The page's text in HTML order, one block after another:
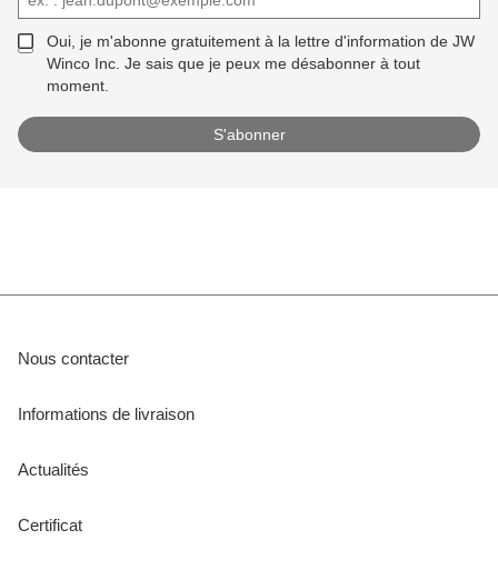
Oui, je m'abonne gratuitement à la lettre d'information de JW
Winco Inc. Je sais que je peux me désabonner à tout
moment.
Nous contacter
Informations de livraison
Actualités
Certificat